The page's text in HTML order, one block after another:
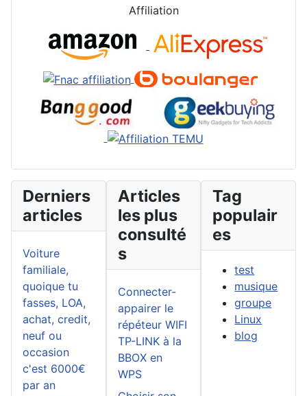
Affiliation
Derniers
articles
Voiture
familiale,
quoique tu
fasses, LOA,
achat, credit,
neuf ou
occasion
c'est 6000€
par an
Articles
les plus
consulté
s
Connecter-
appairer le
répéteur WIFI
TP-LINK à la
BBOX en
WPS
Tag
populair
es
test
musique
groupe
Linux
blog